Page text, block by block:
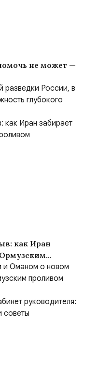
не может —
разведки России, в
глубокого
как Иран
и Оманом о новом
проливом